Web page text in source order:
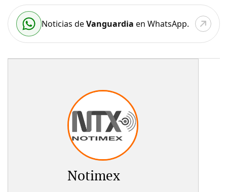
Noticias deVanguardia en WhatsApp.
Notimex